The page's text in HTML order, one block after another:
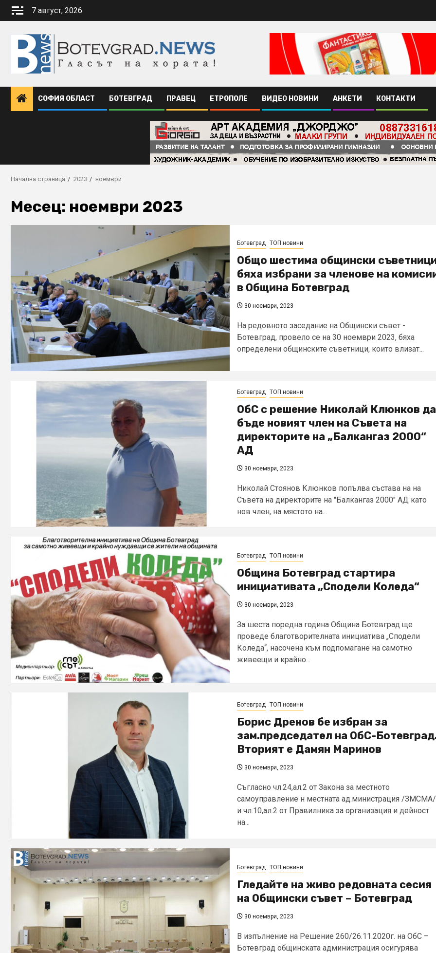
Skip
7 август, 2026
СОФИЯ ОБЛАСТ БОТЕВГРАД ПРАВЕЦ ЕТРОПОЛЕ ВИДЕО НОВИНИ АНКЕТИ КОНТАКТИ
Начална страница 2023 ноември
Месец: ноември 2023
Ботевград ТОП новини
Общо шестима общински
бяха избрани за членове на
в Община Ботевград
30 ноември, 2023
На редовното заседание на Общински съвет -
Ботевград, провело се на 30 ноември 2023, бяха
определени общинските съветници, които влизат...
Ботевград ТОП новини
ОбС с решение Николай Клюнков да
бъде новият член на Съвета на
директорите на „Балкангаз 2000“
АД
30 ноември, 2023
Николай Стоянов Клюнков попълва състава на на
Съвета на директорите на "Балкангаз 2000" АД като
нов член, на мястото на...
Ботевград ТОП новини
Община Ботевград стартира
инициативата „Сподели Коледа“
30 ноември, 2023
За шеста поредна година Община Ботевград ще
проведе благотворителната инициатива „Сподели
Коледа“, насочена към подпомагане на самотно
живеещи и крайно...
Ботевград ТОП новини
Борис Дренов бе избран за
зам.председател на ОбС-
Вторият е Дамян Маринов
30 ноември, 2023
Съгласно чл.24,ал.2 от Закона за местното
самоуправление н местната ад.министрация /ЗМСМА/
и чл.10,ал.2 от Правилника за организация и дейност
на...
Ботевград ТОП новини
Гледайте на живо редовната сесия
на Общински съвет – Ботевград
30 ноември, 2023
В изпълнение на Решение 260/26.11.2020г. на ОбС –
Ботевград общинската администрация осигурява